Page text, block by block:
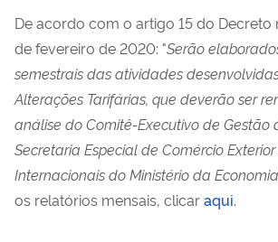
De acordo com o artigo 15 do Decreto
de fevereiro de 2020: "Serão
semestrais das atividades
Alterações Tarifárias, que deverão ser
análise do Comitê-Executivo de Gestão
Secretaria Especial de Comércio
Internacionais do Ministério da Economia
os relatórios mensais, clicaraqui.